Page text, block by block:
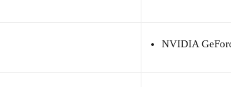
NVIDIA